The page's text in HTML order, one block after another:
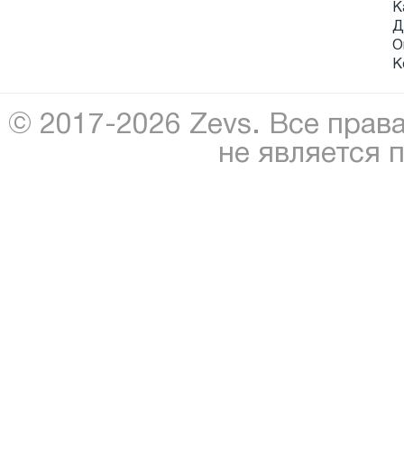
© 2017-2026 Zevs. Все
не является